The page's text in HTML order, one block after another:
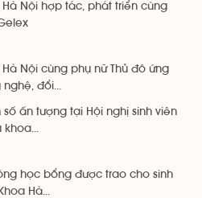
Hà Nội hợp tác, phát triển cùng
Hà Nội cùng phụ nữ Thủ đô ứng
đổi...
số ấn tượng tại Hội nghị sinh viên
khoa...
học bổng được trao cho sinh
Hà...